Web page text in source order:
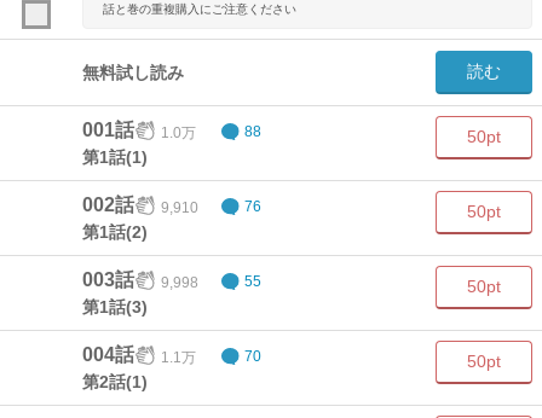
話と巻の重複購入にご注意ください
無料試し読み 読む
001話 1.0万 88
第1話(1)
50pt
002話 9,910 76
第1話(2)
50pt
003話 9,998 55
第1話(3)
50pt
004話 1.1万 70
第2話(1)
50pt